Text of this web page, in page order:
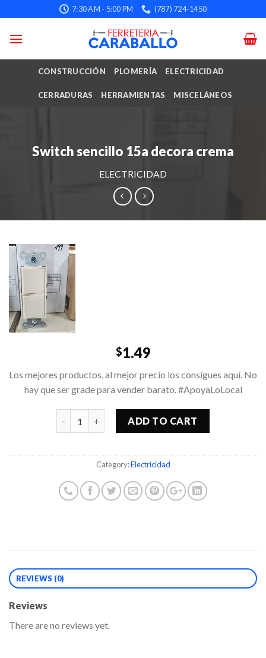
to
content
7:30 AM - 5:00 PM (787) 724-1450
CONSTRUCCIÓN PLOMERÍA ELECTRICIDAD
CERRADURAS HERRAMIENTAS MISCELÁNEOS
Switch sencillo 15a decora crema
ELECTRICIDAD
$1.49
Los mejores productos, al mejor precio los consigues aquí. No
hay que ser grade para vender barato. #ApoyaLoLocal
ADD TO CART
Category:Electricidad
REVIEWS (0)
Reviews
There are no reviews yet.